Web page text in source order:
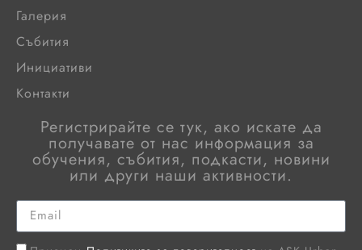
Галерия
Събития
Инициативи
Контакти
Регистрирайте се тук, ако искате да
получавате от нас информация за
обучения, събития, подкасти, новини
или други наши активности.